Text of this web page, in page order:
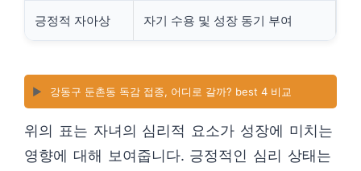
긍정적 자아상 자기 수용 및 성장 동기 부여
▶️ 강동구 둔촌동 독감 접종, 어디로 갈까? best 4 비교
위의 표는 자녀의 심리적 요소가 성장에 미치는
영향에 대해 보여줍니다. 긍정적인 심리 상태는